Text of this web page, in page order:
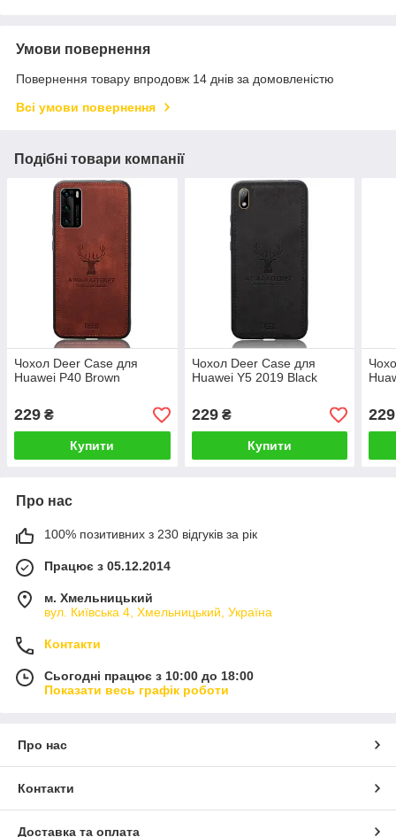
Умови повернення
Повернення товару впродовж 14 днів за домовленістю
Всі умови повернення
Подібні товари компанії
Чохол Deer Case для
Huawei P40 Brown
229 ₴
Купити
Чохол Deer Case для
Huawei Y5 2019 Black
229₴
Купити
229
Про нас
100% позитивних з 230 відгуків за рік
Працює з 05.12.2014
м. Хмельницький
вул. Київська 4, Хмельницький, Україна
Контакти
Сьогодні працює з 10:00 до 18:00
Показати весь графік роботи
Про нас
Контакти
Доставка та оплата